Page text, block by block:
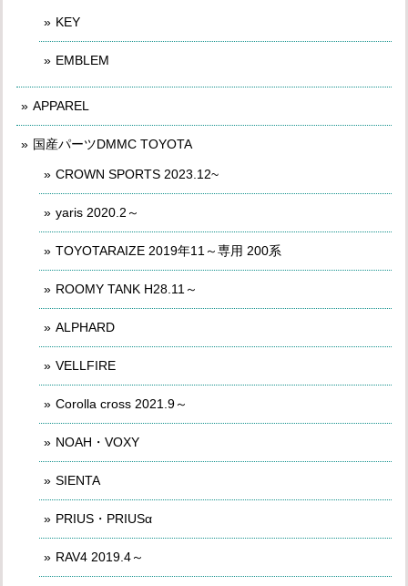
KEY
EMBLEM
APPAREL
国産パーツDMMC TOYOTA
CROWN SPORTS 2023.12~
yaris 2020.2～
TOYOTARAIZE 2019年11～専用 200系
ROOMY TANK H28.11～
ALPHARD
VELLFIRE
Corolla cross 2021.9～
NOAH・VOXY
SIENTA
PRIUS・PRIUSα
RAV4 2019.4～